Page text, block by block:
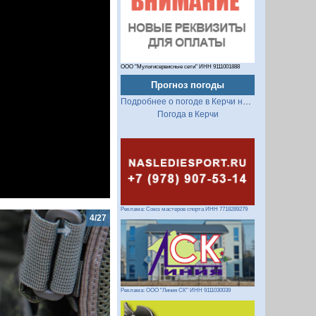
5/27
ООО "Мультисервисные сети" ИНН 9111001888
Прогноз погоды
Подробнее о погоде в Керчи на 2 недели
Погода в Керчи
Реклама: Союз мастеров спорта ИНН 7718289279
Реклама: ООО "Линия СК" ИНН 9111030039